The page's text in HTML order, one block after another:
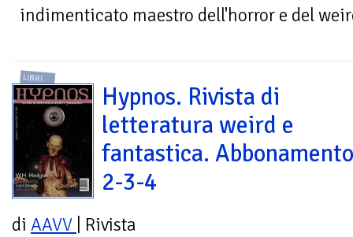
indimenticato maestro dell'horror e del
LIBRI
Hypnos. Rivista di
letteratura weird e
fantastica.
2-3-4
di AAVV
| Rivista